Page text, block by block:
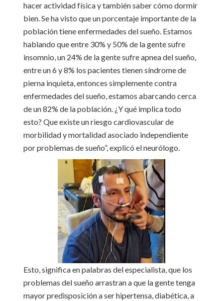
hacer actividad física y también saber cómo dormir
bien. Se ha visto que un porcentaje importante de la
población tiene enfermedades del sueño. Estamos
hablando que entre 30% y 50% de la gente sufre
insomnio, un 24% de la gente sufre apnea del sueño,
entre un 6 y 8% los pacientes tienen síndrome de
pierna inquieta, entonces simplemente contra
enfermedades del sueño, estamos abarcando cerca
de un 82% de la población. ¿Y qué implica todo
esto? Que existe un riesgo cardiovascular de
morbilidad y mortalidad asociado independiente
por problemas de sueño”, explicó el neurólogo.
Esto, significa en palabras del especialista, que los
problemas del sueño arrastran a que la gente tenga
mayor predisposición a ser hipertensa, diabética, a